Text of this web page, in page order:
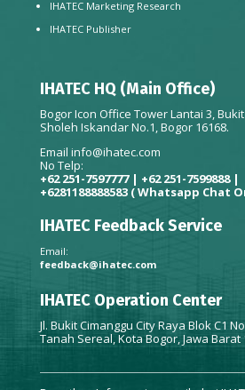
IHATEC Marketing Research
IHATEC Publisher
IHATEC HQ (Main Office)
Bogor Icon Office Tower Lantai 3, Bukit
Sholeh Iskandar No.1, Bogor 16168.
Email info@ihatec.com
No Telp:
+62 251-7597777 | +62 251-7599888 |
+6281188888583 ( Whatsapp Chat
IHATEC Feedback Service
Email:
feedback@ihatec.com
IHATEC Operation Center
Jl. Bukit Cimanggu City Raya Blok C1
Tanah Sereal, Kota Bogor, Jawa Barat